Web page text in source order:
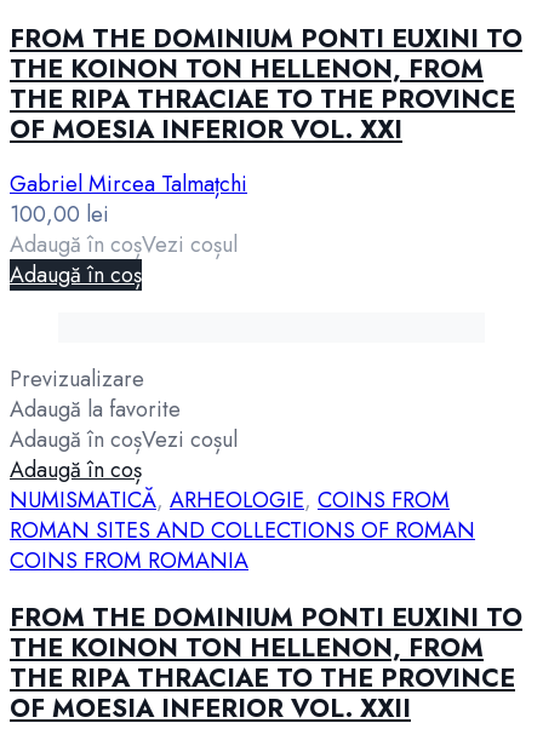
FROM THE DOMINIUM PONTI EUXINI TO
THE KOINON TON HELLENON, FROM
THE RIPA THRACIAE TO THE PROVINCE
OF MOESIA INFERIOR VOL. XXI
Gabriel Mircea Talmațchi
100,00 lei
Adaugă în coșVezi coșul
Adaugă în coș
Previzualizare
Adaugă la favorite
Adaugă în coșVezi coșul
Adaugă în coș
NUMISMATICĂ, ARHEOLOGIE, COINS FROM
ROMAN SITES AND COLLECTIONS OF ROMAN
COINS FROM ROMANIA
FROM THE DOMINIUM PONTI EUXINI TO
THE KOINON TON HELLENON, FROM
THE RIPA THRACIAE TO THE PROVINCE
OF MOESIA INFERIOR VOL. XXII